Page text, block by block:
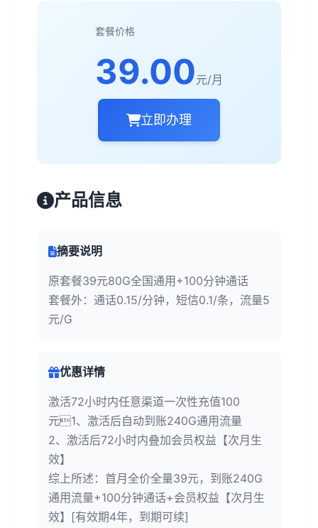
套餐价格
39.00元/月
立即办理
产品信息
摘要说明
原套餐39元80G全国通用+100分钟通话
套餐外：通话0.15/分钟，短信0.1/条，流量5
元/G
优惠详情
激活72小时内任意渠道一次性充值100
元1、激活后自动到账240G通用流量
2、激活后72小时内叠加会员权益【次月生
效】
综上所述：首月全价全量39元，到账240G
通用流量+100分钟通话+会员权益【次月生
效】[有效期4年，到期可续]